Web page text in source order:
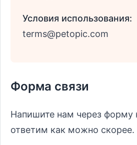
Условия использования:
terms@petopic.com
Форма связи
Напишите нам через
ответим как можно скорее.